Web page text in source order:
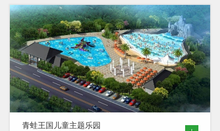
青蛙王国儿童主题乐园